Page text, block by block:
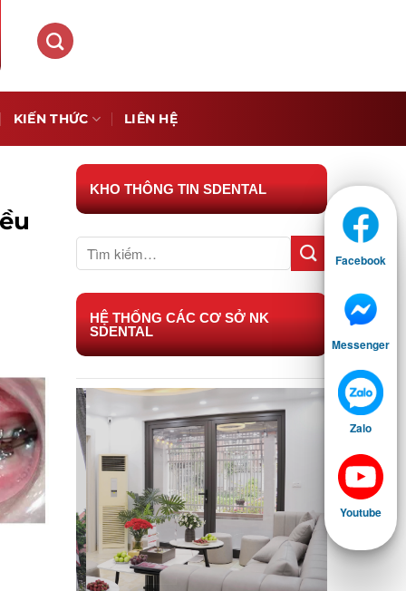
KIẾN THỨC LIÊN HỆ
KHO THÔNG TIN SDENTAL
HỆ THỐNG CÁC CƠ SỞ NK
SDENTAL
Facebook
Messenger
Zalo
Youtube